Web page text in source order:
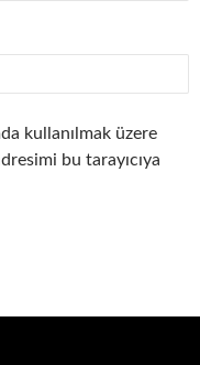
kullanılmak üzere
bu tarayıcıya